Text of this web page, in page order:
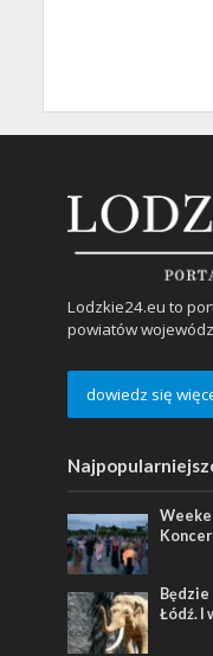
Lodzkie24.eu to
powiatów
dowiedz się
Będzie
Łódź. I